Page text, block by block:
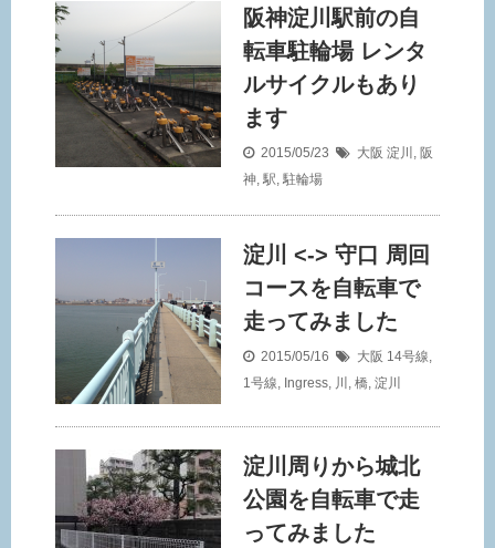
阪神淀川駅前の自
転車駐輪場 レンタ
ルサイクルもあり
ます
2015/05/23 大阪 淀川 , 阪
神, 駅, 駐輪場
淀川 <-> 守口 周回
コースを自転車で
走ってみました
2015/05/16 大阪 14号線,
1号線, Ingress, 川 , 橋, 淀川
淀川周りから城北
公園を自転車で走
ってみました